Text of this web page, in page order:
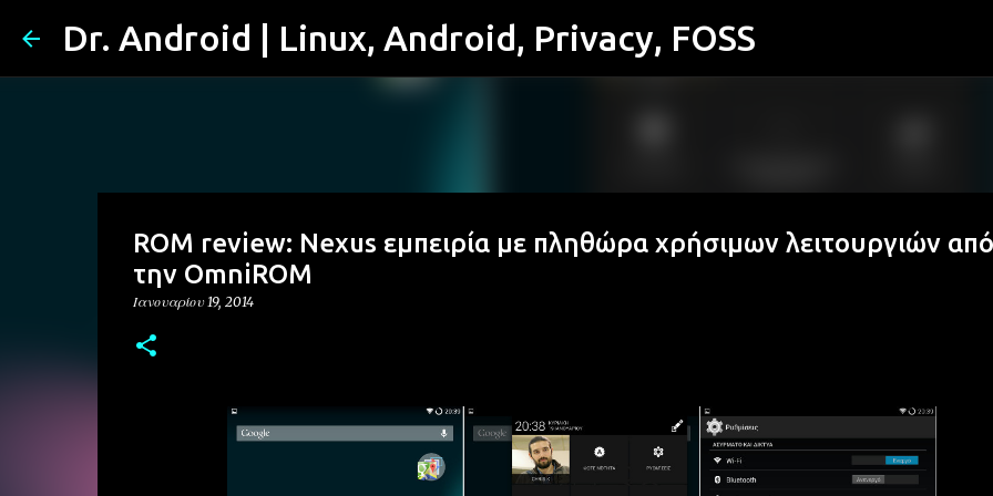
Μετάβαση στο κύριο περιεχόμενο
Dr. Android | Linux, Android, Privacy, FOSS
ROM review: Nexus εμπειρία με πληθώρα χρήσιμων λειτουργιών από
την OmniROM
Ιανουαρίου 19, 2014